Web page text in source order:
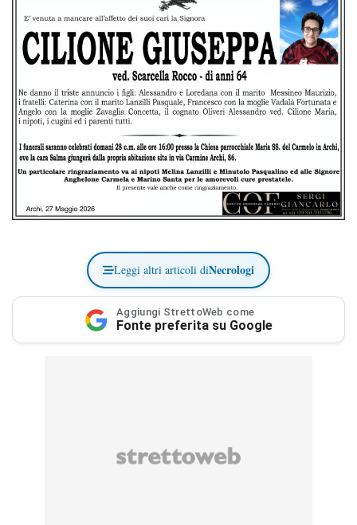
Leggi altri articoli diNecrologi
Aggiungi StrettoWeb come
Fonte preferita su Google